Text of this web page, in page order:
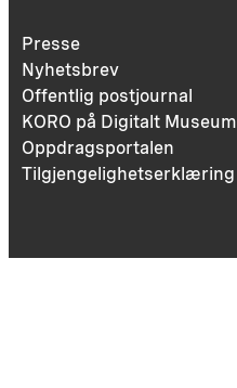
Presse
Nyhetsbrev
Offentlig postjournal
KORO på Digitalt Museum
Oppdragsportalen
Tilgjengelighetserklæring